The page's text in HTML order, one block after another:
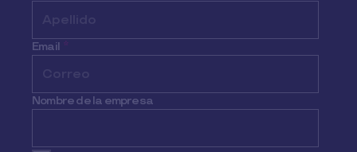
Email *
Nombre de la empresa